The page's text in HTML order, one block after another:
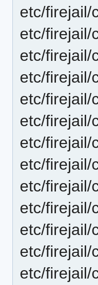
etc/firejail/
etc/firejail/
etc/firejail/
etc/firejail/
etc/firejail/
etc/firejail/
etc/firejail/
etc/firejail/
etc/firejail/
etc/firejail/
etc/firejail/
etc/firejail/
etc/firejail/